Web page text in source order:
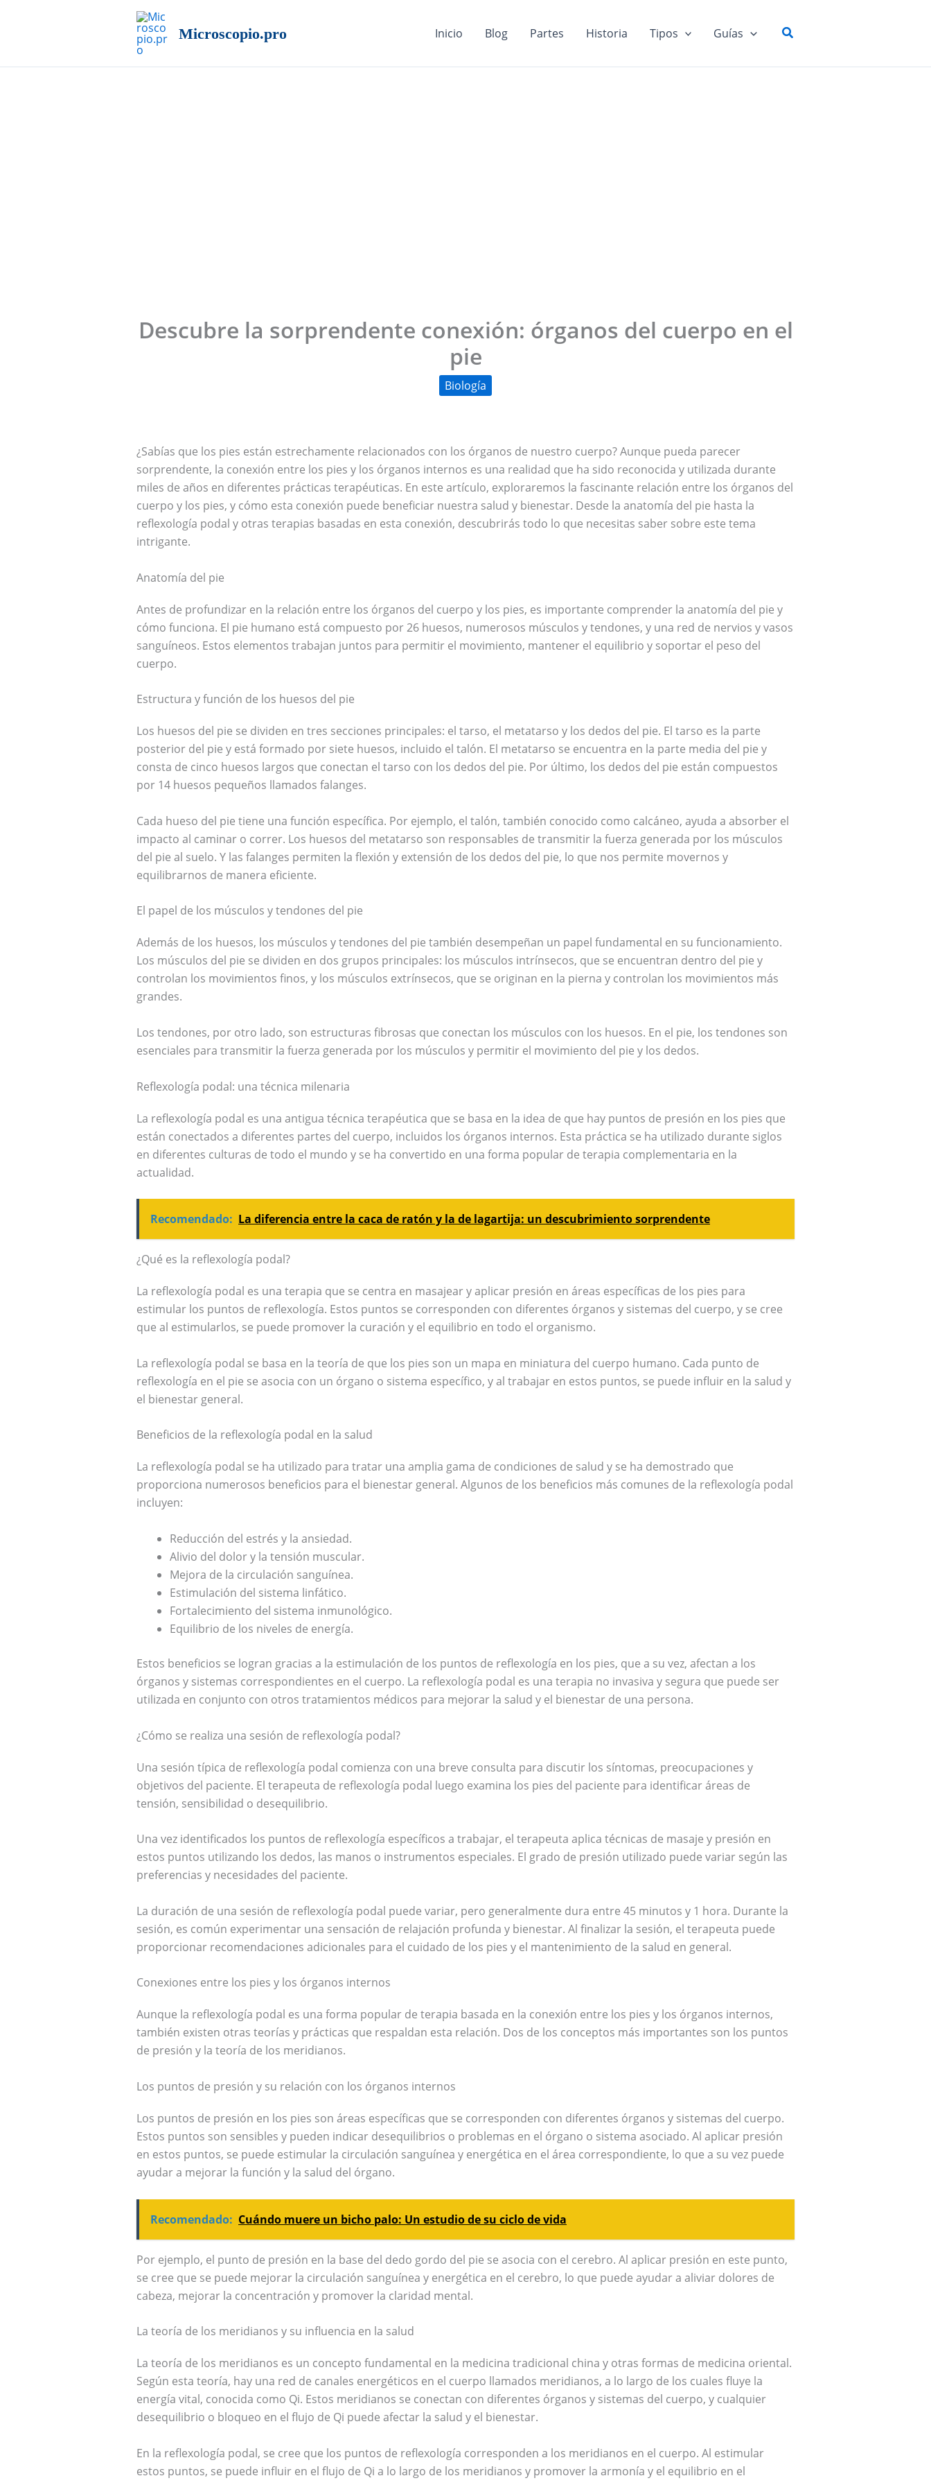
Microscopio.pro Inicio Blog Partes Historia Tipos Guías Buscar
Descubre la sorprendente conexión: órganos del cuerpo en el
pie
Biología
¿Sabías que los pies están estrechamente relacionados con los órganos de nuestro cuerpo? Aunque pueda parecer
sorprendente, la conexión entre los pies y los órganos internos es una realidad que ha sido reconocida y utilizada durante
miles de años en diferentes prácticas terapéuticas. En este artículo, exploraremos la fascinante relación entre los órganos del
cuerpo y los pies, y cómo esta conexión puede beneficiar nuestra salud y bienestar. Desde la anatomía del pie hasta la
reflexología podal y otras terapias basadas en esta conexión, descubrirás todo lo que necesitas saber sobre este tema
intrigante.
Anatomía del pie
Antes de profundizar en la relación entre los órganos del cuerpo y los pies, es importante comprender la anatomía del pie y
cómo funciona. El pie humano está compuesto por 26 huesos, numerosos músculos y tendones, y una red de nervios y vasos
sanguíneos. Estos elementos trabajan juntos para permitir el movimiento, mantener el equilibrio y soportar el peso del
cuerpo.
Estructura y función de los huesos del pie
Los huesos del pie se dividen en tres secciones principales: el tarso, el metatarso y los dedos del pie. El tarso es la parte
posterior del pie y está formado por siete huesos, incluido el talón. El metatarso se encuentra en la parte media del pie y
consta de cinco huesos largos que conectan el tarso con los dedos del pie. Por último, los dedos del pie están compuestos
por 14 huesos pequeños llamados falanges.
Cada hueso del pie tiene una función específica. Por ejemplo, el talón, también conocido como calcáneo, ayuda a absorber el
impacto al caminar o correr. Los huesos del metatarso son responsables de transmitir la fuerza generada por los músculos
del pie al suelo. Y las falanges permiten la flexión y extensión de los dedos del pie, lo que nos permite movernos y
equilibrarnos de manera eficiente.
El papel de los músculos y tendones del pie
Además de los huesos, los músculos y tendones del pie también desempeñan un papel fundamental en su funcionamiento.
Los músculos del pie se dividen en dos grupos principales: los músculos intrínsecos, que se encuentran dentro del pie y
controlan los movimientos finos, y los músculos extrínsecos, que se originan en la pierna y controlan los movimientos más
grandes.
Los tendones, por otro lado, son estructuras fibrosas que conectan los músculos con los huesos. En el pie, los tendones son
esenciales para transmitir la fuerza generada por los músculos y permitir el movimiento del pie y los dedos.
Reflexología podal: una técnica milenaria
La reflexología podal es una antigua técnica terapéutica que se basa en la idea de que hay puntos de presión en los pies que
están conectados a diferentes partes del cuerpo, incluidos los órganos internos. Esta práctica se ha utilizado durante siglos
en diferentes culturas de todo el mundo y se ha convertido en una forma popular de terapia complementaria en la
actualidad.
Recomendado: La diferencia entre la caca de ratón y la de lagartija: un descubrimiento sorprendente
¿Qué es la reflexología podal?
La reflexología podal es una terapia que se centra en masajear y aplicar presión en áreas específicas de los pies para
estimular los puntos de reflexología. Estos puntos se corresponden con diferentes órganos y sistemas del cuerpo, y se cree
que al estimularlos, se puede promover la curación y el equilibrio en todo el organismo.
La reflexología podal se basa en la teoría de que los pies son un mapa en miniatura del cuerpo humano. Cada punto de
reflexología en el pie se asocia con un órgano o sistema específico, y al trabajar en estos puntos, se puede influir en la salud y
el bienestar general.
Beneficios de la reflexología podal en la salud
La reflexología podal se ha utilizado para tratar una amplia gama de condiciones de salud y se ha demostrado que
proporciona numerosos beneficios para el bienestar general. Algunos de los beneficios más comunes de la reflexología podal
incluyen:
Reducción del estrés y la ansiedad.
Alivio del dolor y la tensión muscular.
Mejora de la circulación sanguínea.
Estimulación del sistema linfático.
Fortalecimiento del sistema inmunológico.
Equilibrio de los niveles de energía.
Estos beneficios se logran gracias a la estimulación de los puntos de reflexología en los pies, que a su vez, afectan a los
órganos y sistemas correspondientes en el cuerpo. La reflexología podal es una terapia no invasiva y segura que puede ser
utilizada en conjunto con otros tratamientos médicos para mejorar la salud y el bienestar de una persona.
¿Cómo se realiza una sesión de reflexología podal?
Una sesión típica de reflexología podal comienza con una breve consulta para discutir los síntomas, preocupaciones y
objetivos del paciente. El terapeuta de reflexología podal luego examina los pies del paciente para identificar áreas de
tensión, sensibilidad o desequilibrio.
Una vez identificados los puntos de reflexología específicos a trabajar, el terapeuta aplica técnicas de masaje y presión en
estos puntos utilizando los dedos, las manos o instrumentos especiales. El grado de presión utilizado puede variar según las
preferencias y necesidades del paciente.
La duración de una sesión de reflexología podal puede variar, pero generalmente dura entre 45 minutos y 1 hora. Durante la
sesión, es común experimentar una sensación de relajación profunda y bienestar. Al finalizar la sesión, el terapeuta puede
proporcionar recomendaciones adicionales para el cuidado de los pies y el mantenimiento de la salud en general.
Conexiones entre los pies y los órganos internos
Aunque la reflexología podal es una forma popular de terapia basada en la conexión entre los pies y los órganos internos,
también existen otras teorías y prácticas que respaldan esta relación. Dos de los conceptos más importantes son los puntos
de presión y la teoría de los meridianos.
Los puntos de presión y su relación con los órganos internos
Los puntos de presión en los pies son áreas específicas que se corresponden con diferentes órganos y sistemas del cuerpo.
Estos puntos son sensibles y pueden indicar desequilibrios o problemas en el órgano o sistema asociado. Al aplicar presión
en estos puntos, se puede estimular la circulación sanguínea y energética en el área correspondiente, lo que a su vez puede
ayudar a mejorar la función y la salud del órgano.
Recomendado: Cuándo muere un bicho palo: Un estudio de su ciclo de vida
Por ejemplo, el punto de presión en la base del dedo gordo del pie se asocia con el cerebro. Al aplicar presión en este punto,
se cree que se puede mejorar la circulación sanguínea y energética en el cerebro, lo que puede ayudar a aliviar dolores de
cabeza, mejorar la concentración y promover la claridad mental.
La teoría de los meridianos y su influencia en la salud
La teoría de los meridianos es un concepto fundamental en la medicina tradicional china y otras formas de medicina oriental.
Según esta teoría, hay una red de canales energéticos en el cuerpo llamados meridianos, a lo largo de los cuales fluye la
energía vital, conocida como Qi. Estos meridianos se conectan con diferentes órganos y sistemas del cuerpo, y cualquier
desequilibrio o bloqueo en el flujo de Qi puede afectar la salud y el bienestar.
En la reflexología podal, se cree que los puntos de reflexología corresponden a los meridianos en el cuerpo. Al estimular
estos puntos, se puede influir en el flujo de Qi a lo largo de los meridianos y promover la armonía y el equilibrio en el